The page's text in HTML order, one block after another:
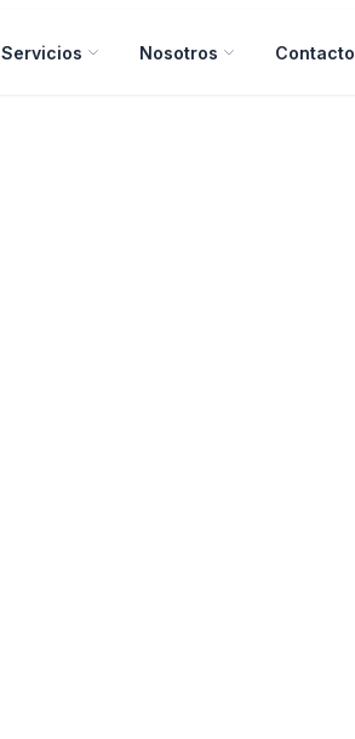
Servicios Nosotros Contacto